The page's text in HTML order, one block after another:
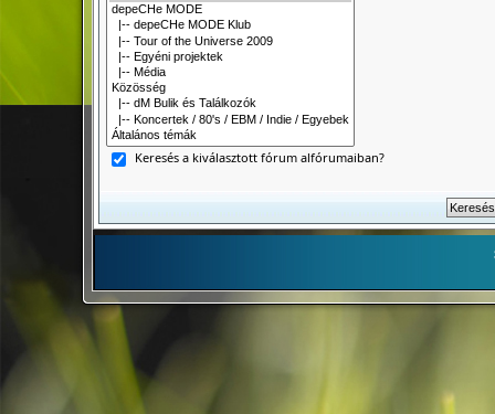
Keresés a kiválasztott fórum alfórumaiban?